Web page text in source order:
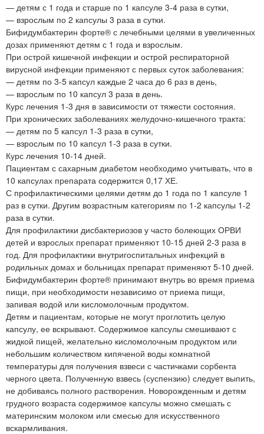
— детям с 1 года и старше по 1 капсуле 3-4 раза в сутки,
— взрослым по 2 капсулы 3 раза в сутки.
Бифидумбактерин форте® с лечебными целями в увеличенных
дозах применяют детям с 1 года и взрослым.
При острой кишечной инфекции и острой респираторной
вирусной инфекции применяют с первых суток заболевания:
— детям по 3-5 капсул каждые 2 часа до 6 раз в день,
— взрослым по 10 капсул 3 раза в день.
Курс лечения 1-3 дня в зависимости от тяжести состояния.
При хронических заболеваниях желудочно-кишечного тракта:
— детям по 5 капсул 1-3 раза в сутки,
— взрослым по 10 капсул 1-3 раза в сутки.
Курс лечения 10-14 дней.
Пациентам с сахарным диабетом необходимо учитывать, что в
10 капсулах препарата содержится 0,17 ХЕ.
С профилактическими целями детям до 1 года по 1 капсуле 1
раз в сутки. Другим возрастным категориям по 1-2 капсулы 1-2
раза в сутки.
Для профилактики дисбактериозов у часто болеющих ОРВИ
детей и взрослых препарат применяют 10-15 дней 2-3 раза в
год. Для профилактики внутригоспитальных инфекций в
родильных домах и больницах препарат применяют 5-10 дней.
Бифидумбактерин форте® принимают внутрь во время приема
пищи, при необходимости независимо от приема пищи,
запивая водой или кисломолочным продуктом.
Детям и пациентам, которые не могут проглотить целую
капсулу, ее вскрывают. Содержимое капсулы смешивают с
жидкой пищей, желательно кисломолочным продуктом или
небольшим количеством кипяченой воды комнатной
температуры для получения взвеси с частичками сорбента
черного цвета. Полученную взвесь (суспензию) следует выпить,
не добиваясь полного растворения. Новорожденным и детям
грудного возраста содержимое капсулы можно смешать с
материнским молоком или смесью для искусственного
вскармливания.